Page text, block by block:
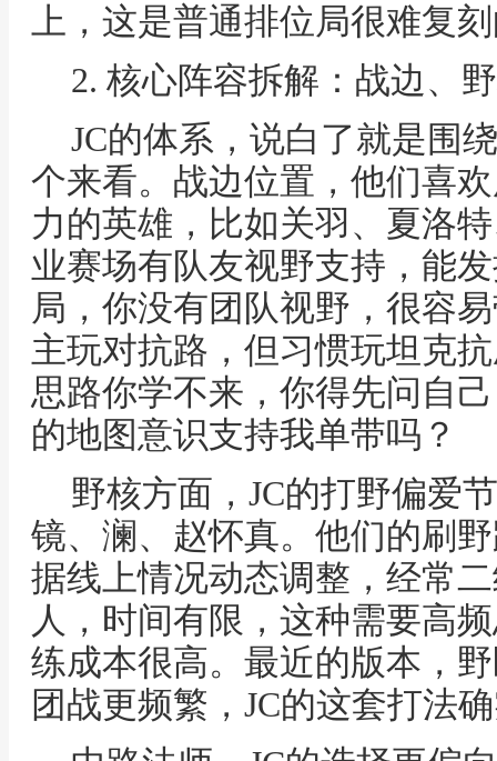
上，这是普通排位局很难复
2. 核心阵容拆解：战边、
JC的体系，说白了就是围
个来看。战边位置，他们喜
力的英雄，比如关羽、夏洛
业赛场有队友视野支持，能
局，你没有团队视野，很容
主玩对抗路，但习惯玩坦克
思路你学不来，你得先问自
的地图意识支持我单带吗？
野核方面，JC的打野偏爱
镜、澜、赵怀真。他们的刷
据线上情况动态调整，经常
人，时间有限，这种需要高
练成本很高。最近的版本，
团战更频繁，JC的这套打法